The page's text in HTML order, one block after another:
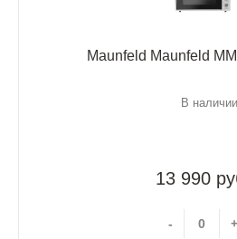
Maunfeld Maunfeld
В
13 990
- +